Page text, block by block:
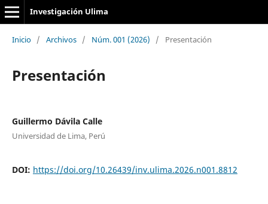
Investigación Ulima
Inicio / Archivos / Núm. 001 (2026) / Presentación
Presentación
Guillermo Dávila Calle
Universidad de Lima, Perú
DOI: https://doi.org/10.26439/inv.ulima.2026.n001.8812